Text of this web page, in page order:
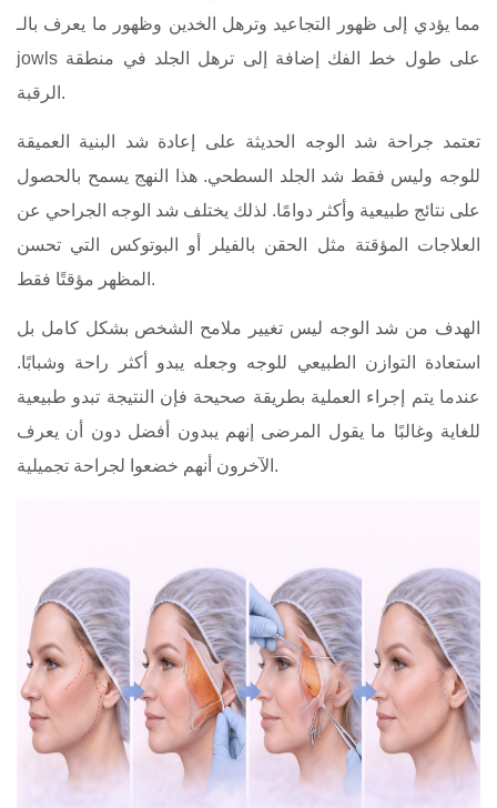
مما يؤدي إلى ظهور التجاعيد وترهل الخدين وظهور ما يعرف بالـ
jowls على طول خط الفك إضافة إلى ترهل الجلد في منطقة
الرقبة.
تعتمد جراحة شد الوجه الحديثة على إعادة شد البنية العميقة
للوجه وليس فقط شد الجلد السطحي. هذا النهج يسمح بالحصول
على نتائج طبيعية وأكثر دوامًا. لذلك يختلف شد الوجه الجراحي عن
العلاجات المؤقتة مثل الحقن بالفيلر أو البوتوكس التي تحسن
المظهر مؤقتًا فقط.
الهدف من شد الوجه ليس تغيير ملامح الشخص بشكل كامل بل
استعادة التوازن الطبيعي للوجه وجعله يبدو أكثر راحة وشبابًا.
عندما يتم إجراء العملية بطريقة صحيحة فإن النتيجة تبدو طبيعية
للغاية وغالبًا ما يقول المرضى إنهم يبدون أفضل دون أن يعرف
الآخرون أنهم خضعوا لجراحة تجميلية.